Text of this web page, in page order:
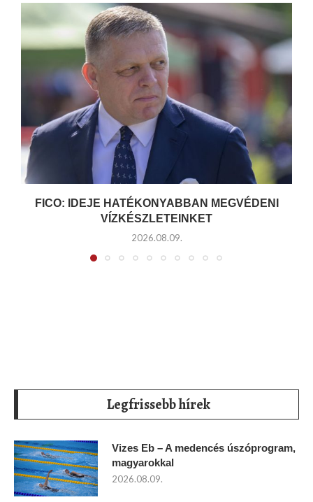
FICO: IDEJE HATÉKONYABBAN MEGVÉDENI
VÍZKÉSZLETEINKET
2026.08.09.
Legfrissebb hírek
Vizes Eb – A medencés úszóprogram,
magyarokkal
2026.08.09.